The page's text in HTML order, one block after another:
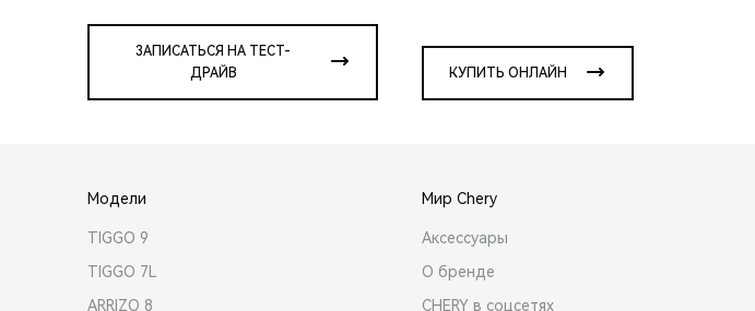
ЗАПИСАТЬСЯ НА ТЕСТ-
ДРАЙВ
КУПИТЬ ОНЛАЙН
Модели
TIGGO 9
TIGGO 7L
ARRIZO 8
Мир Chery
Аксессуары
О бренде
CHERY в соцсетях